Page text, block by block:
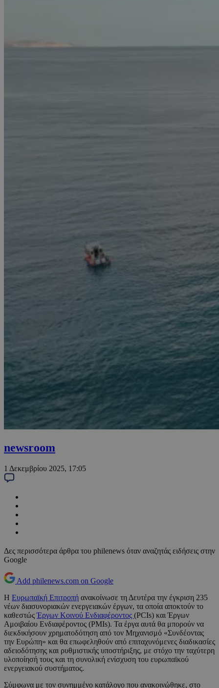
newsroom
1 Δεκεμβρίου 2025, 17:05
Δες περισσότερα άρθρα του philenews όταν αναζητάς ειδήσεις στην
Google
Add philenews.com on Google
Η Ευρωπαϊκή Επιτροπή ανακοίνωσε τη Δευτέρα την έγκριση 235
νέων διασυνοριακών ενεργειακών έργων, τα οποία αποκτούν το
καθεστώςΈργων Κοινού Ενδιαφέροντος (PCIs) και Έργων
Αμοιβαίου Ενδιαφέροντος (PMIs). Τα έργα αυτά θα μπορούν να
διεκδικήσουν χρηματοδότηση από τον Μηχανισμό «Συνδέοντας
την Ευρώπη» και θα επωφεληθούν από επιταχυνόμενες διαδικασίες
αδειοδότησης και ρυθμιστικής υποστήριξης, με στόχο την ταχύτερη
υλοποίησή τους και τη συνολική ενίσχυση του ευρωπαϊκού
ενεργειακού συστήματος.
Σύμφωνα με τον συνημμένο κατάλογο που ανακοινώθηκε, στο